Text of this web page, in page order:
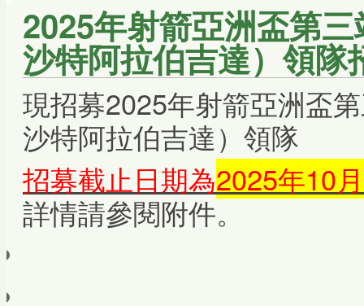
2025年射箭亞洲盃第
沙特阿拉伯吉達）領隊
現招募2025年射箭亞洲盃
沙特阿拉伯吉達）領隊
招募截止日期為2025年10
詳情請參閱附件。